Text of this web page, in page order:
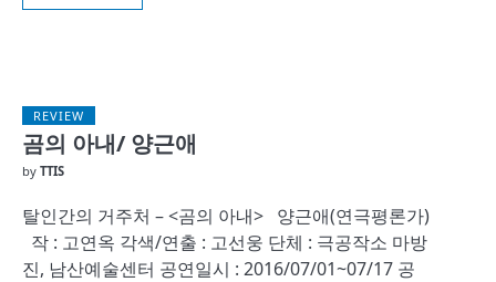
REVIEW
곰의 아내/ 양근애
by TTIS
탈인간의 거주처 – <곰의 아내> 양근애(연극평론가)
작 : 고연옥 각색/연출 : 고선웅 단체 : 극공작소 마방
진, 남산예술센터 공연일시 : 2016/07/01~07/17 공